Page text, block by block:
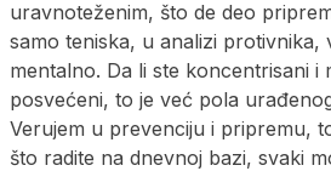
uravnoteženim, što de deo
samo teniska, u analizi protivnika,
mentalno. Da li ste koncentrisani i
posvećeni, to je već pola
Verujem u prevenciju i pripremu,
što radite na dnevnoj bazi, svaki